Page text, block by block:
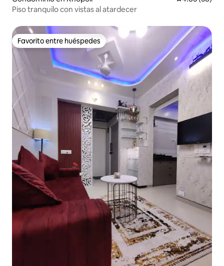
Piso tranquilo con vistas al atardecer
Favorito entre huéspedes
Favorito entre huéspedes